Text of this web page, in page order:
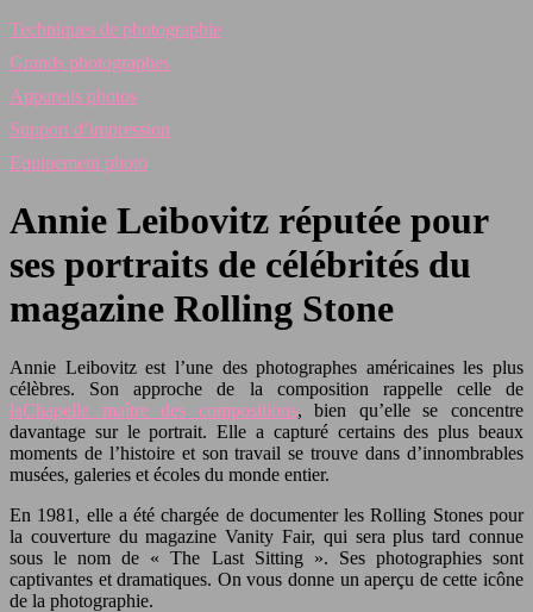
Techniques de photographie
Grands photographes
Appareils photos
Support d’impression
Equipement photo
Annie Leibovitz réputée pour
ses portraits de célébrités du
magazine Rolling Stone
Annie Leibovitz est l’une des photographes américaines les plus
célèbres. Son approche de la composition rappelle celle de
laChapelle maître des compositions, bien qu’elle se concentre
davantage sur le portrait. Elle a capturé certains des plus beaux
moments de l’histoire et son travail se trouve dans d’innombrables
musées, galeries et écoles du monde entier.
En 1981, elle a été chargée de documenter les Rolling Stones pour
la couverture du magazine Vanity Fair, qui sera plus tard connue
sous le nom de « The Last Sitting ». Ses photographies sont
captivantes et dramatiques. On vous donne un aperçu de cette icône
de la photographie.